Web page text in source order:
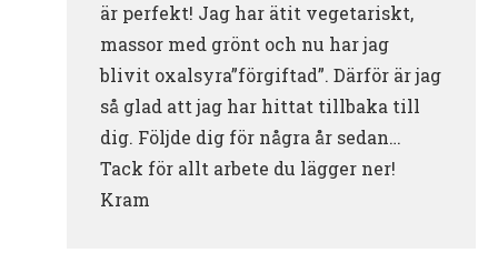
är perfekt! Jag har ätit vegetariskt,
massor med grönt och nu har jag
blivit oxalsyra”förgiftad”. Därför är jag
så glad att jag har hittat tillbaka till
dig. Följde dig för några år sedan…
Tack för allt arbete du lägger ner!
Kram